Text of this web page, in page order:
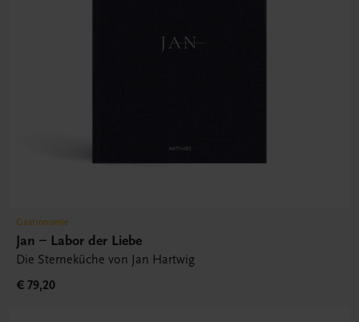
Gastronomie
Jan – Labor der Liebe
Die Sterneküche von Jan Hartwig
€ 79,20